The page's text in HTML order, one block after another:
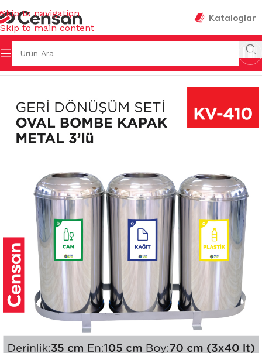
Skip to navigation
Skip to main content
Kataloglar
& GERİ DÖNÜŞÜMLER GERİ DÖNÜŞÜM GRUPLARI